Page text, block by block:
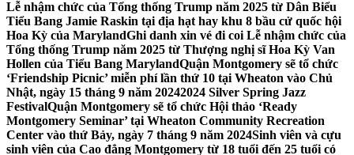
Lễ nhậm chức của Tổng thống Trump năm 2025 từ Dân Biểu
Tiểu Bang Jamie Raskin tại địa hạt hay khu 8 bầu cử quốc hội
Hoa Kỳ của MarylandGhi danh xin vé đi coi Lễ nhậm chức của
Tổng thống Trump năm 2025 từ Thượng nghị sĩ Hoa Kỳ Van
Hollen của Tiểu Bang MarylandQuận Montgomery sẽ tổ chức
‘Friendship Picnic’ miễn phí lần thứ 10 tại Wheaton vào Chủ
Nhật, ngày 15 tháng 9 năm 20242024 Silver Spring Jazz
FestivalQuận Montgomery sẽ tổ chức Hội thảo ‘Ready
Montgomery Seminar’ tại Wheaton Community Recreation
Center vào thứ Bảy, ngày 7 tháng 9 năm 2024Sinh viên và cựu
sinh viên của Cao đẳng Montgomery từ 18 tuổi đến 25 tuổi có